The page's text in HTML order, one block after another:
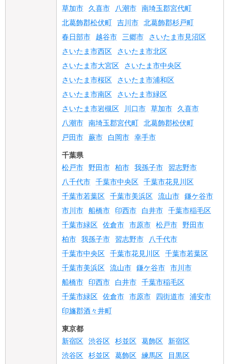
草加市 久喜市 八潮市 南埼玉郡宮代町
北葛飾郡松伏町 吉川市 北葛飾郡杉戸町
春日部市 越谷市 三郷市 さいたま市見沼区
さいたま市西区 さいたま市北区
さいたま市大宮区 さいたま市中央区
さいたま市桜区 さいたま市浦和区
さいたま市南区 さいたま市緑区
さいたま市岩槻区
川口市 草加市 久喜市
八潮市 南埼玉郡宮代町 北葛飾郡松伏町
戸田市 蕨市 白岡市 幸手市
千葉県
松戸市 野田市 柏市 我孫子市 習志野市
八千代市 千葉市中央区 千葉市花見川区
千葉市若葉区 千葉市美浜区 流山市 鎌ケ谷市
市川市 船橋市 印西市 白井市 千葉市稲毛区
千葉市緑区 佐倉市 市原市 松戸市 野田市
柏市 我孫子市 習志野市 八千代市
千葉市中央区 千葉市花見川区 千葉市若葉区
千葉市美浜区 流山市 鎌ケ谷市 市川市
船橋市 印西市 白井市 千葉市稲毛区
千葉市緑区 佐倉市 市原市 四街道市 浦安市
印旛郡酒々井町
東京都
新宿区 渋谷区 杉並区 葛飾区 新宿区
渋谷区 杉並区 葛飾区 練馬区
目黒区